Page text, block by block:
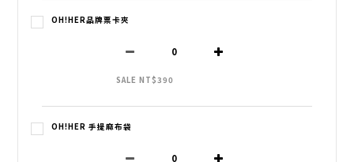
OH!HER品牌票卡夾
SALE NT$390
OH!HER 手提麻布袋